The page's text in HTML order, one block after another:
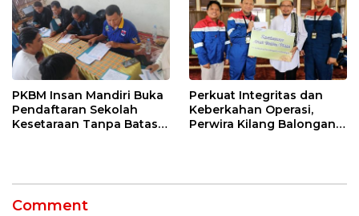
PKBM Insan Mandiri Buka
Pendaftaran Sekolah
Kesetaraan Tanpa Batas
Perkuat Integritas dan
Keberkahan Operasi,
Perwira Kilang Balongan
Comment